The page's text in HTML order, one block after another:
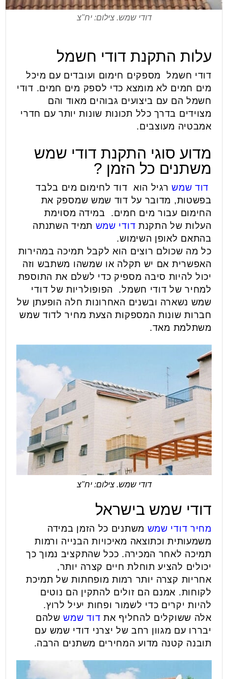
דודי שמש. צילום: יח"צ
עלות התקנת דודי חשמל
דודי חשמל מספקים חימום ועובדים עם מיכל
מים חמים לא מומצא כדי לספק מים חמים. דודי
חשמל הם עם ביצועים גבוהים מאוד והם
מצוידים בדרך כלל תכונות שונות יותר עם חדרי
אמבטיה מעוצבים.
מדוע סוגי התקנת דודי שמש
משתנים כל הזמן ?
דוד שמשרגיל הוא דוד לחימום מים בלבד
בפשטות, מדובר על דוד שמש שמספק את
החימום עבור מים חמים. במידה מסוימת
העלות של התקנת דודי שמש תמיד השתנתה
בהתאם לאופן השימוש.
כל מה שכולם רוצים הוא לקבל תמיכה במהירות
האפשרית אם יש תקלה או שמשהו משתבש וזה
יכול להיות סיבה מספיק כדי לשלם את התוספת
למחיר של דודי חשמל. הפופולריות של דודי
שמש נשארה ובשנים האחרונות חלה הופעתן של
חברות שונות המספקות הצעת מחיר לדוד שמש
משתלמת מאד.
דודי שמש. צילום: יח"צ
דודי שמש בישראל
מחיר דודי שמש משתנים כל הזמן במידה
משמעותית וכתוצאה מאיכויות הבנייה ורמות
תמיכה לאחר המכירה. ככל שהתקציב נמוך כך
יכולים להציע תוחלת חיים קצרה יותר,
אחריות קצרה יותר רמות מופחתות של תמיכת
לקוחות. אמנם הם זולים להתקין הם נוטים
להיות יקרים כדי לשמור ופחות יעיל לרוץ.
אלה ששוקלים להחליף את דוד שמששלהם
יבררו עם מגוון רחב של יצרני דודי שמש עם
תובנה קטנה מדוע המחירים משתנים הרבה.